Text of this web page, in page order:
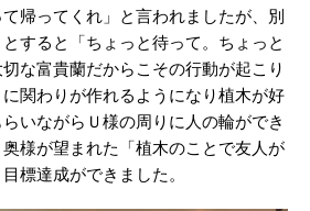
帰ってくれ」と言われましたが、別
すると「ちょっと待って。ちょっと
な富貴蘭だからこその行動が起こり
関わりが作れるようになり植木が好
いながらＵ様の周りに人の輪ができ
様が望まれた「植木のことで友人が
標達成ができました。